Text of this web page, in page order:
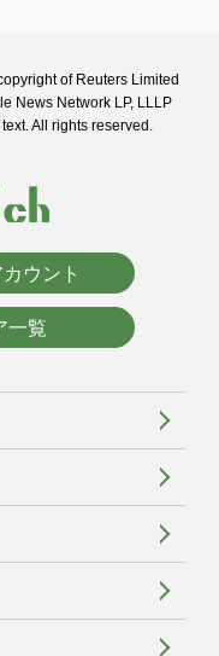
of Reuters Limited
News Network LP, LLLP
All rights reserved.
ウント
一覧